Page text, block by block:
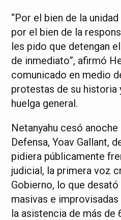
“Por el bien de la
por el bien de la
les pido que detengan
de inmediato”, afirmó
comunicado en medio
protestas de su historia
huelga general.
Netanyahu cesó
Defensa, Yoav Gallant,
pidiera públicamente
judicial, la primera voz
Gobierno, lo que
masivas e
la asistencia de más de